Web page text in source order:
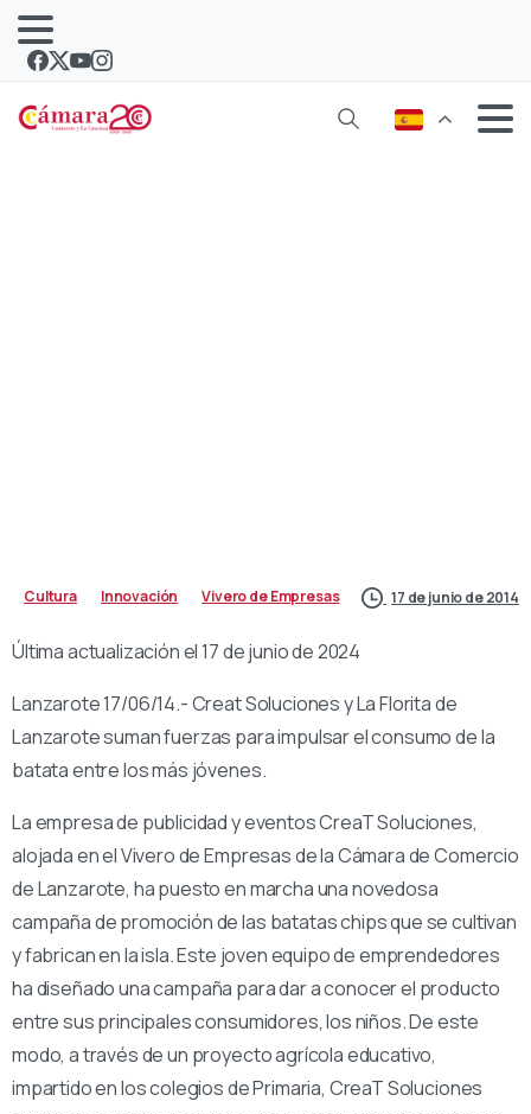
Cultura Innovación Vivero de Empresas 17 de junio de 2014
Última actualización el 17 de junio de 2024
Lanzarote 17/06/14.- Creat Soluciones y La Florita de
Lanzarote suman fuerzas para impulsar el consumo de la
batata entre los más jóvenes.
La empresa de publicidad y eventos CreaT Soluciones,
alojada en el Vivero de Empresas de la Cámara de Comercio
de Lanzarote, ha puesto en marcha una novedosa
campaña de promoción de las batatas chips que se cultivan
y fabrican en la isla. Este joven equipo de emprendedores
ha diseñado una campaña para dar a conocer el producto
entre sus principales consumidores, los niños. De este
modo, a través de un proyecto agrícola educativo,
impartido en los colegios de Primaria, CreaT Soluciones